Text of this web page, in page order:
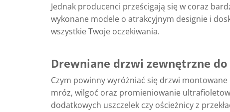
Jednak producenci prześcigają się w coraz
wykonane modele o atrakcyjnym designie i
wszystkie Twoje oczekiwania.
Drewniane drzwi zewnętrzne
Czym powinny wyróżniać się drzwi
mróz, wilgoć oraz promieniowanie
dodatkowych uszczelek czy ościeżnicy z